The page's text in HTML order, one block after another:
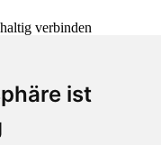
ist
verbinden